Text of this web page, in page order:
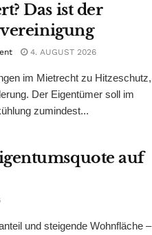
Das ist der
4. AUGUST 2026
im Mietrecht zu Hitzeschutz,
Der Eigentümer soll im
zumindest...
auf
und steigende Wohnfläche –